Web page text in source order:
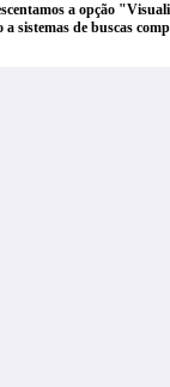
a opção
sistemas de buscas